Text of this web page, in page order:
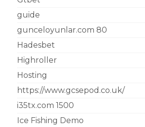
guide
gunceloyunlar.com 80
Hadesbet
Highroller
Hosting
https://www.gcsepod.co.uk/
i35tx.com 1500
Ice Fishing Demo